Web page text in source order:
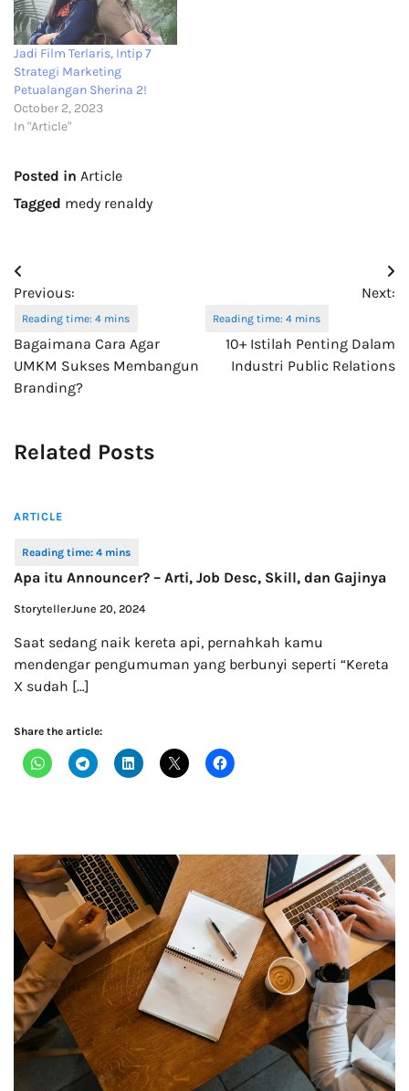
Jadi Film Terlaris, Intip 7
Strategi Marketing
Petualangan Sherina 2!
October 2, 2023
In "Article"
Posted in Article
Tagged medy renaldy
Post
navigation
Previous:
Bagaimana Cara Agar
UMKM Sukses Membangun
Branding?
Next:
10+ Istilah Penting Dalam
Industri Public Relations
Related Posts
ARTICLE
Apa itu Announcer? – Arti, Job Desc, Skill, dan Gajinya
StorytellerJune 20, 2024
Saat sedang naik kereta api, pernahkah kamu
mendengar pengumuman yang berbunyi seperti “Kereta
X sudah […]
Share the article: